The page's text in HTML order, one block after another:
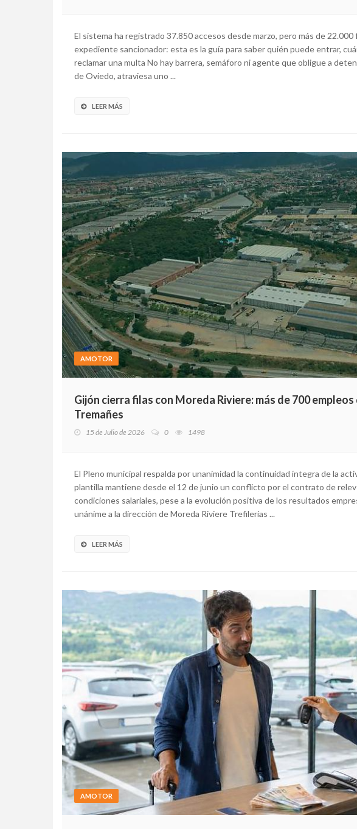
El sistema ha registrado 37.850 accesos desde marzo, pero más de
expediente sancionador: esta es la guía para saber quién puede entrar,
reclamar una multa No hay barrera, semáforo ni agente que obligue a
de Oviedo, atraviesa uno ...
LEER MÁS
AMOTOR
Gijón cierra filas con Moreda Riviere: más de 700
Tremañes
15 de Julio de 2026 0 1498
El Pleno municipal respalda por unanimidad la continuidad íntegra de la
plantilla mantiene desde el 12 de junio un conflicto por el contrato de
condiciones salariales, pese a la evolución positiva de los resultados
unánime a la dirección de Moreda Riviere Trefilerías ...
LEER MÁS
AMOTOR